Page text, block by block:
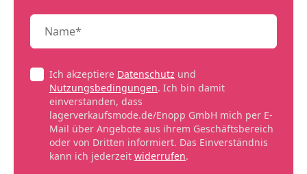
Ich akzeptiere Datenschutz und
Nutzungsbedingungen. Ich bin damit
einverstanden, dass
lagerverkaufsmode.de/Enopp GmbH mich per E-
Mail über Angebote aus ihrem Geschäftsbereich
oder von Dritten informiert. Das Einverständnis
kann ich jederzeit widerrufen.